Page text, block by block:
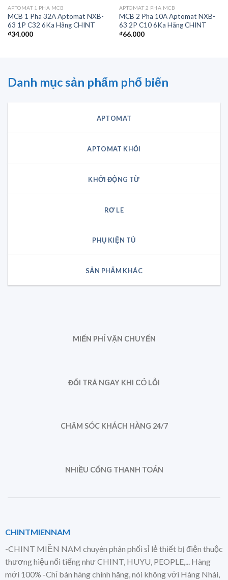
APTOMAT 1 PHA MCB
MCB 1 Pha 32A Aptomat NXB-
63 1P C32 6Ka Hãng CHINT
₫34.000
APTOMAT 2 PHA MCB
MCB 2 Pha 10A Aptomat NXB-
63 2P C10 6Ka Hãng CHINT
₫66.000
Danh mục sản phẩm phổ biến
APTOMAT
APTOMAT KHỐI
KHỞI ĐỘNG TỪ
RƠ LE
PHỤ KIỆN TỦ
SẢN PHẨM KHÁC
MIẾN PHÍ VẬN CHUYỂN
ĐỔI TRẢ NGAY KHI CÓ LỖI
CHĂM SÓC KHÁCH HÀNG 24/7
NHIỀU CỔNG THANH TOÁN
CHINTMIENNAM
-CHINT MIỀN NAM chuyên phân phối sỉ lẻ thiết bị điện thuộc
thương hiệu nổi tiếng như CHINT, HUYU, PEOPLE,... Hàng
mới 100% -Chỉ bán hàng chính hãng, nói không với Hàng Nhái,